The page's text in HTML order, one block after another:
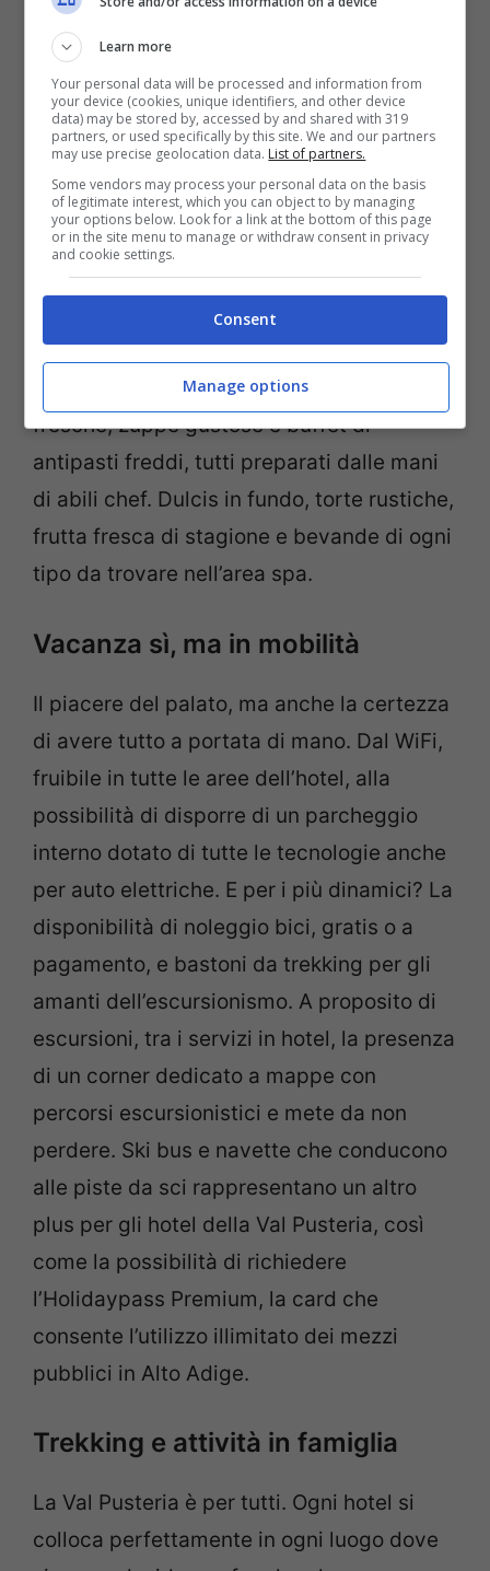
l’attenzione al buon cibo, alla sana
alimentazione e al benessere a 360°. È
difatti considerato un ottimo servizio
l’offerta gastronomica degli hotel in Val
Pusteria, che offrono ai loro ospiti ricche
colazioni a buffet con piatti a base di uova
fresche, salsicce e formaggi del contadino,
caffè, angolo con tisane, succhi di frutta e
pane rustico. Ogni pasto è all’insegna della
freschezza, nonché di un’ampia selezione
di prodotti locali e tracciati, come insalate
fresche, zuppe gustose e buffet di
antipasti freddi, tutti preparati dalle mani
di abili chef. Dulcis in fundo, torte rustiche,
frutta fresca di stagione e bevande di ogni
tipo da trovare nell’area spa.
Vacanza sì, ma in mobilità
Il piacere del palato, ma anche la certezza
di avere tutto a portata di mano. Dal WiFi,
fruibile in tutte le aree dell’hotel, alla
possibilità di disporre di un parcheggio
interno dotato di tutte le tecnologie anche
per auto elettriche. E per i più dinamici? La
disponibilità di noleggio bici, gratis o a
pagamento, e bastoni da trekking per gli
amanti dell’escursionismo. A proposito di
escursioni, tra i servizi in hotel, la presenza
di un corner dedicato a mappe con
percorsi escursionistici e mete da non
perdere. Ski bus e navette che conducono
alle piste da sci rappresentano un altro
plus per gli hotel della Val Pusteria, così
come la possibilità di richiedere
l’Holidaypass Premium, la card che
consente l’utilizzo illimitato dei mezzi
pubblici in Alto Adige.
Trekking e attività in famiglia
La Val Pusteria è per tutti. Ogni hotel si
colloca perfettamente in ogni luogo dove
Learn more
Your personal data will be processed and information from
your device (cookies, unique identifiers, and other device
data) may be stored by, accessed by and shared with 319
partners, or used specifically by this site. We and our partners
may use precise geolocation data. List of partners.
Some vendors may process your personal data on the basis
of legitimate interest, which you can object to by managing
your options below. Look for a link at the bottom of this page
or in the site menu to manage or withdraw consent in privacy
and cookie settings.
Consent
Manage options